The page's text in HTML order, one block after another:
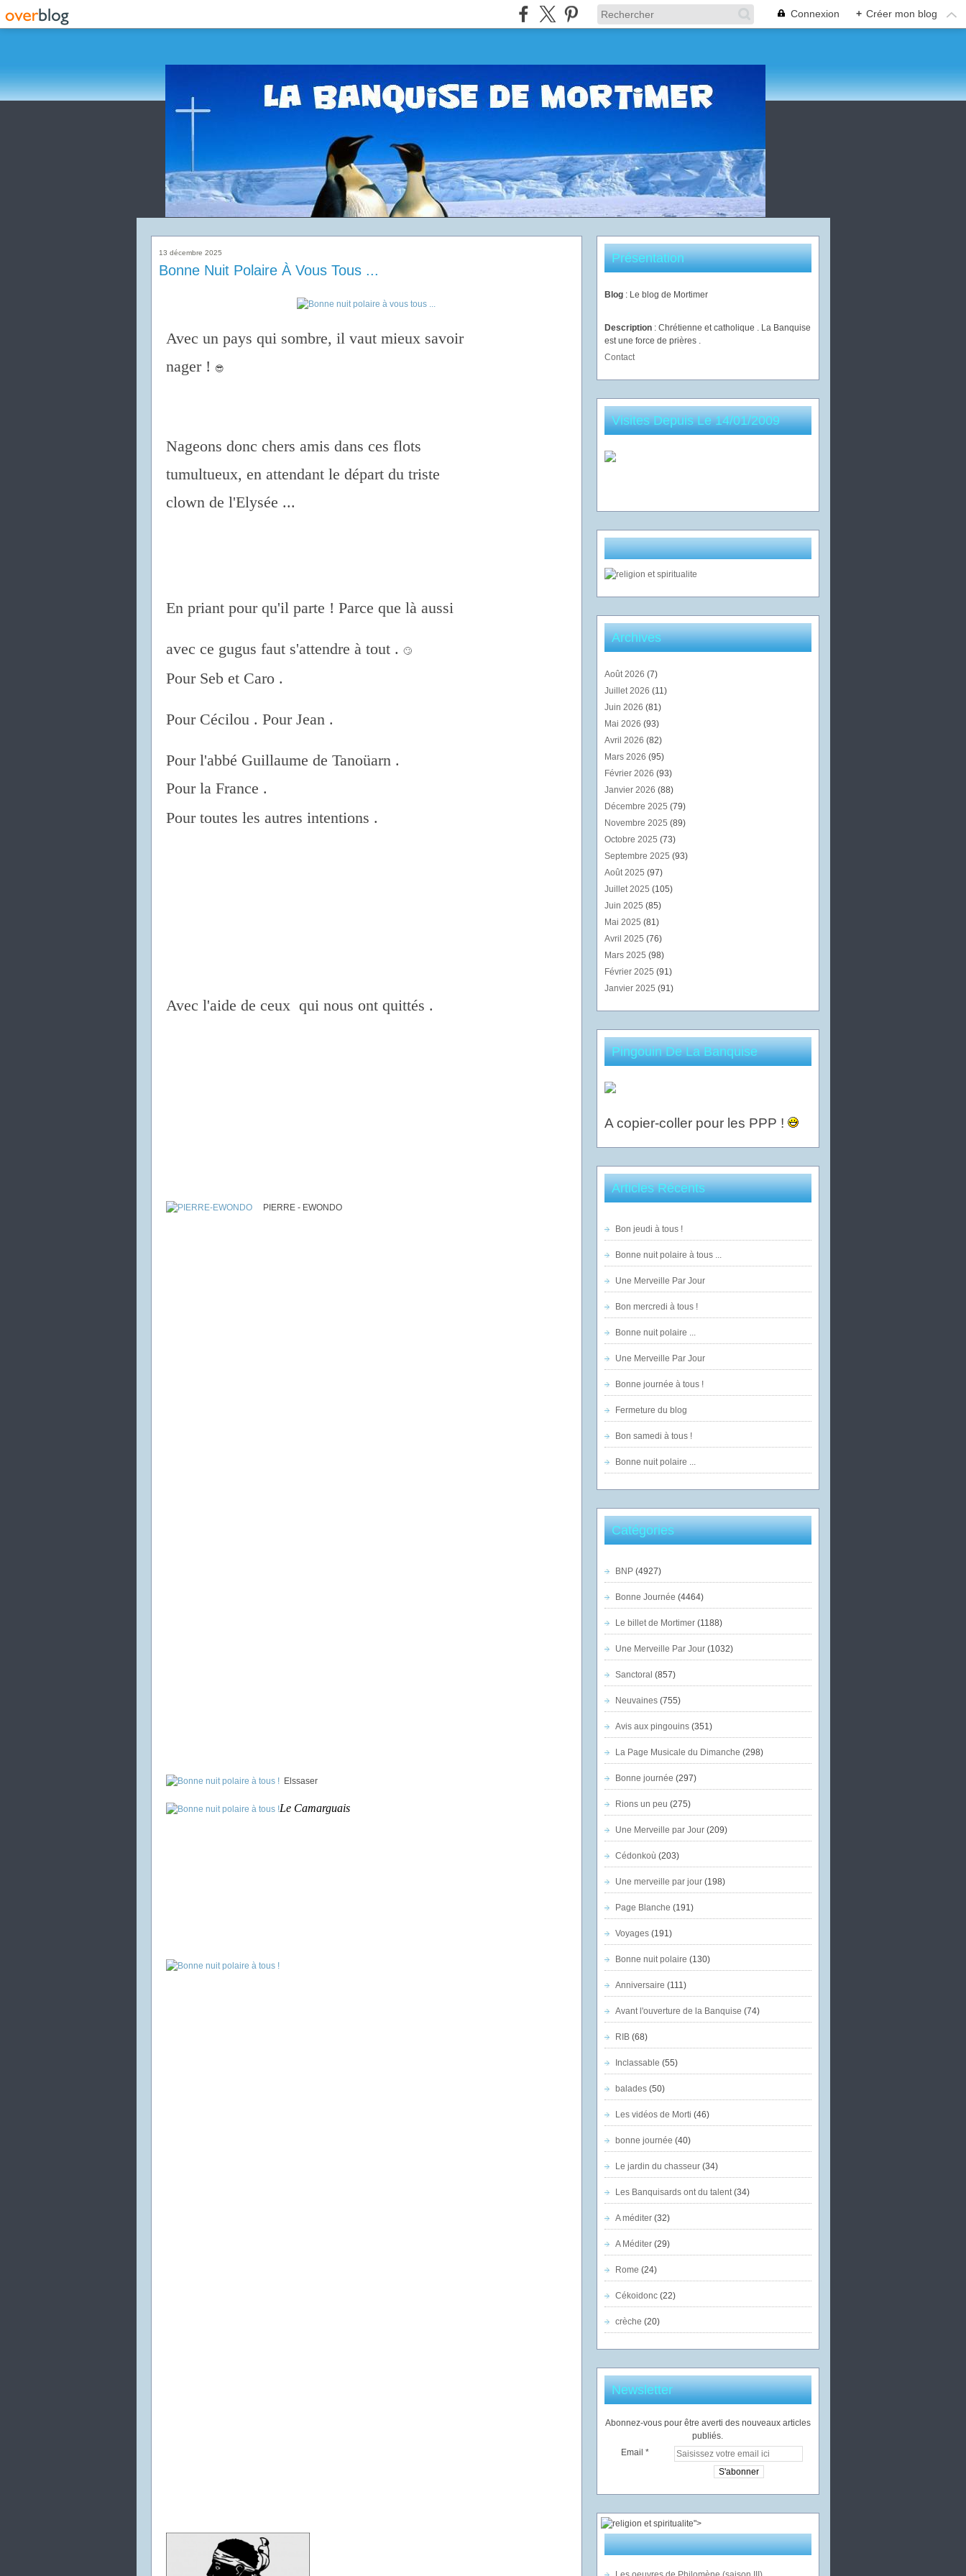
Connexion + Créer mon blog
13 décembre 2025
Bonne Nuit Polaire À Vous Tous ...
Avec un pays qui sombre, il vaut mieux savoir
nager !
😎
Nageons donc chers amis dans ces flots
tumultueux, en attendant le départ du triste
clown de l'Elysée ...
En priant pour qu'il parte ! Parce que là aussi
avec ce gugus faut s'attendre à tout . 🙄
Pour Seb et Caro .
Pour Cécilou . Pour Jean .
Pour l'abbé Guillaume de Tanoüarn .
Pour la France .
Pour toutes les autres intentions .
Avec l'aide de ceux qui nous ont quittés .
PIERRE - EWONDO
Elssaser
Le Camarguais
Présentation
Blog : Le blog de Mortimer
Description : Chrétienne et catholique . La Banquise
est une force de prières .
Contact
Visites Depuis Le 14/01/2009
Archives
Août 2026 (7)
Juillet 2026 (11)
Juin 2026 (81)
Mai 2026 (93)
Avril 2026 (82)
Mars 2026 (95)
Février 2026 (93)
Janvier 2026 (88)
Décembre 2025 (79)
Novembre 2025 (89)
Octobre 2025 (73)
Septembre 2025 (93)
Août 2025 (97)
Juillet 2025 (105)
Juin 2025 (85)
Mai 2025 (81)
Avril 2025 (76)
Mars 2025 (98)
Février 2025 (91)
Janvier 2025 (91)
Pingouin De La Banquise
A copier-coller pour les PPP !
Articles Récents
Bon jeudi à tous !
Bonne nuit polaire à tous ...
Une Merveille Par Jour
Bon mercredi à tous !
Bonne nuit polaire ...
Une Merveille Par Jour
Bonne journée à tous !
Fermeture du blog
Bon samedi à tous !
Bonne nuit polaire ...
Catégories
BNP(4927)
Bonne Journée (4464)
Le billet de Mortimer(1188)
Une Merveille Par Jour(1032)
Sanctoral (857)
Neuvaines(755)
Avis aux pingouins(351)
La Page Musicale du Dimanche (298)
Bonne journée (297)
Rions un peu (275)
Une Merveille par Jour(209)
Cédonkoù (203)
Une merveille par jour(198)
Page Blanche (191)
Voyages(191)
Bonne nuit polaire (130)
Anniversaire (111)
Avant l'ouverture de la Banquise (74)
RIB(68)
Inclassable (55)
balades(50)
Les vidéos de Morti (46)
bonne journée (40)
Le jardin du chasseur(34)
Les Banquisards ont du talent(34)
A méditer(32)
A Méditer(29)
Rome (24)
Cékoidonc(22)
crèche (20)
Newsletter
Abonnez-vous pour être averti des nouveaux articles
publiés.
Email
">